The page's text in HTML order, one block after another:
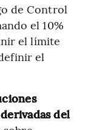
de Control
el 10%
el límite
el
del